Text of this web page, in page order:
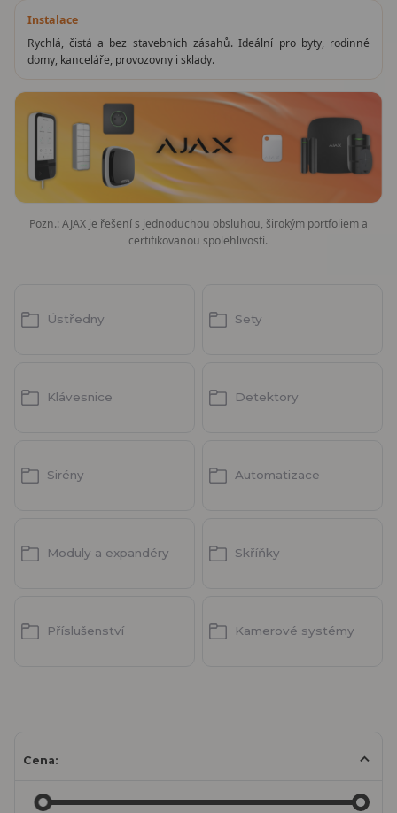
Instalace
Rychlá, čistá a bez stavebních zásahů. Ideální pro byty, rodinné
domy, kanceláře, provozovny i sklady.
Pozn.: AJAX je řešení s jednoduchou obsluhou, širokým portfoliem a
certifikovanou spolehlivostí.
Ústředny Sety
Klávesnice Detektory
Sirény Automatizace
Moduly a expandéry Skříňky
Příslušenství Kamerové systémy
Cena: